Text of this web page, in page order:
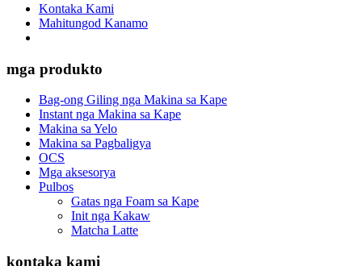
Kontaka Kami
Mahitungod Kanamo
mga produkto
Bag-ong Giling nga Makina sa Kape
Instant nga Makina sa Kape
Makina sa Yelo
Makina sa Pagbaligya
OCS
Mga aksesorya
Pulbos
Gatas nga Foam sa Kape
Init nga Kakaw
Matcha Latte
kontaka kami